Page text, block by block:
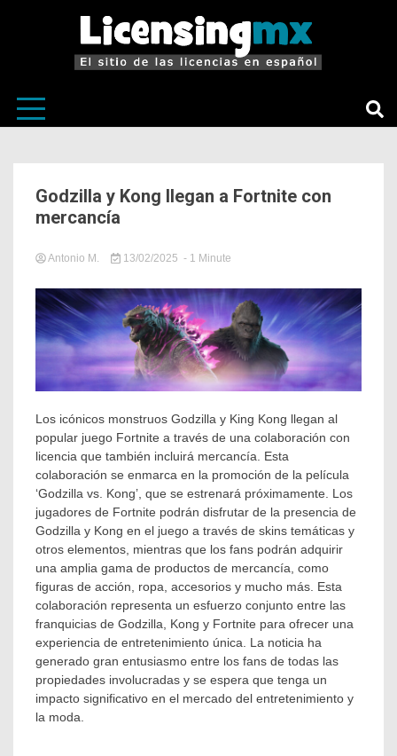
Godzilla y Kong llegan a Fortnite con
mercancía
Antonio M.
13/02/2025
Noticias
Relevantes
- 1 Minute
Los icónicos monstruos Godzilla y King Kong llegan al
popular juego Fortnite a través de una colaboración con
licencia que también incluirá mercancía. Esta
colaboración se enmarca en la promoción de la película
‘Godzilla vs. Kong’, que se estrenará próximamente. Los
jugadores de Fortnite podrán disfrutar de la presencia de
Godzilla y Kong en el juego a través de skins temáticas y
otros elementos, mientras que los fans podrán adquirir
una amplia gama de productos de mercancía, como
figuras de acción, ropa, accesorios y mucho más. Esta
colaboración representa un esfuerzo conjunto entre las
franquicias de Godzilla, Kong y Fortnite para ofrecer una
experiencia de entretenimiento única. La noticia ha
generado gran entusiasmo entre los fans de todas las
propiedades involucradas y se espera que tenga un
impacto significativo en el mercado del entretenimiento y
la moda.